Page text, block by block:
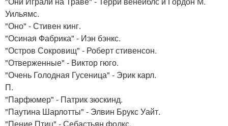
Уильямс.
"Оно" - Стивен кинг.
"Осиная Фабрика" - Иэн бэнкс.
"Остров Сокровищ" - Роберт стивенсон.
"Отверженные" - Виктор гюго.
"Очень Голодная Гусеница" - Эрик карл.
П.
"Парфюмер" - Патрик зюскинд.
"Паутина Шарлотты" - Элвин Брукс Уайт.